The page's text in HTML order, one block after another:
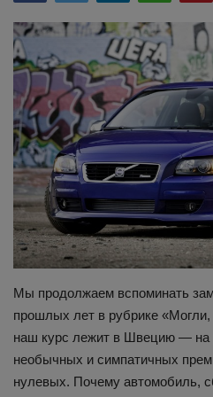
Здоровье
Наука и открытия
Мы продолжаем вспоминать
прошлых лет в рубрике
наш курс лежит в Швецию — на
необычных и симпатичных
нулевых. Почему автомобиль,